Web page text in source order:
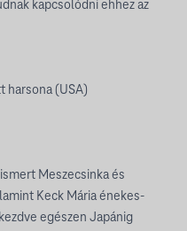
kapcsolódni ehhez az
harsona (USA)
Meszecsinka és
Keck Mária énekes-
egészen Japánig